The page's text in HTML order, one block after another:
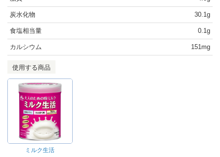
炭水化物 30.1g
食塩相当量 0.1g
カルシウム 151mg
使用する商品
ミルク生活